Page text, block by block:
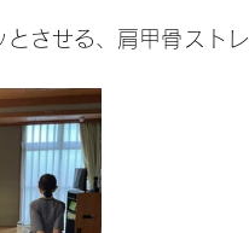
させる、肩甲骨スト